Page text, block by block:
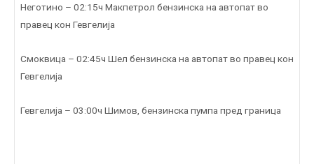
Неготино – 02:15ч Макпетрол бензинска на автопат во
правец кон Гевгелија
Смоквица – 02:45ч Шел бензинска на автопат во правец кон
Гевгелија
Гевгелија – 03:00ч Шимов, бензинска пумпа пред граница